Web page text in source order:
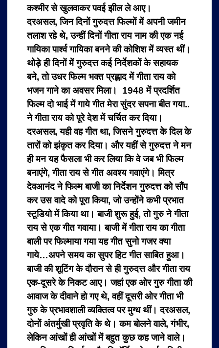
कश्मीर से खुलवाकर पवई झील ले आए।
दरअसल, जिन दिनों गुरुदत्त फिल्मों में अपनी जमीन
तलाश रहे थे, उन्हीं दिनों गीता राय नाम की एक नई
गायिका पार्श्व गायिका बनने की कोशिश में व्यस्त थीं।
थोड़े ही दिनों में गुरुदत्त कई निर्देशकों के सहायक
बने, तो उधर फिल्म भक्त प्रह्लाद में गीता राय को
भजन गाने का अवसर मिला। 1948 में प्रदर्शित
फिल्म दो भाई में गाये गीत मेरा सुंदर सपना बीत गया..
ने गीता राय को पूरे देश में चर्चित कर दिया।
दरअसल, यही वह गीत था, जिसने गुरुदत्त के दिल के
तारों को झंकृत कर दिया। और यहीं से गुरुदत्त ने मन
ही मन यह फैसला भी कर लिया कि वे जब भी फिल्म
बनाएंगे, गीता राय से गीत अवश्य गवाएंगे। मित्र
देवआनंद ने फिल्म बाजी का निर्देशन गुरुदत्त को सौंप
कर उस वादे को पूरा किया, जो उन्होंने कभी प्रभात
स्टूडियो में किया था। बाजी शुरू हुई, तो गुरु ने गीता
राय से एक गीत गवाया। बाजी में गीता राय का गीता
बाली पर फिल्माया गया यह गीत सुनो गजर क्या
गाये…अपने समय का सुपर हिट गीत साबित हुआ।
बाजी की शूटिंग के दौरान से ही गुरुदत्त और गीता राय
एक-दूसरे के निकट आए। जहां एक ओर गुरु गीता की
आवाज के दीवाने हो गए थे, वहीं दूसरी ओर गीता भी
गुरु के प्रभावशाली व्यक्तित्व पर मुग्ध थीं। दरअसल,
दोनों अंतर्मुखी प्रवृति के थे। कम बोलने वाले, गंभीर,
लेकिन आंखों ही आंखों में बहुत कुछ कह जाने वाले।